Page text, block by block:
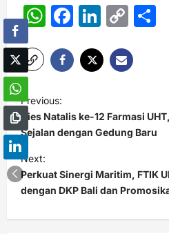
WhatsApp
Facebook
Copy
P
o
s
t
n
a
v
Previous:
Dies Natalis ke-12 Farmasi
Sejalan dengan Gedung Baru
Next:
Perkuat Sinergi Maritim, FTIK
dengan DKP Bali dan